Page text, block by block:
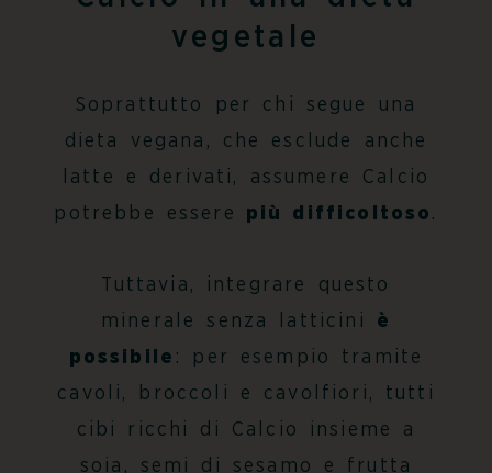
vegetale
Soprattutto per chi segue una
dieta vegana, che esclude anche
latte e derivati, assumere Calcio
potrebbe essere
più difficoltoso .
Tuttavia, integrare questo
minerale senza latticini è
possibile : per esempio tramite
cavoli, broccoli e cavolfiori, tutti
cibi ricchi di Calcio
insieme a
soia, semi di sesamo e frutta